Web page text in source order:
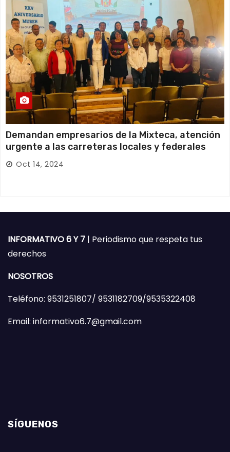
Demandan empresarios de la Mixteca, atención
urgente a las carreteras locales y federales
Oct 14, 2024
INFORMATIVO 6 Y 7 | Periodismo que respeta tus
derechos
NOSOTROS
Teléfono: 9531251807/ 9531182709/9535322408
Email: informativo6.7@gmail.com
SÍGUENOS